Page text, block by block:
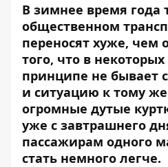
В зимнее время года
общественном
переносят хуже, чем
того, что в
принципе не бывает
и ситуацию к тому
огромные дутые
уже с завтрашнего
пассажирам одного
стать немного легче.